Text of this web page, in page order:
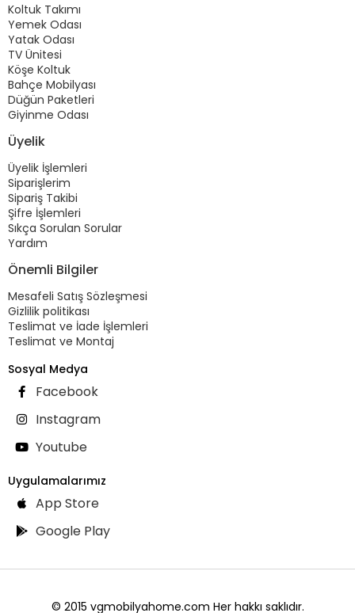
Koltuk Takımı
Yemek Odası
Yatak Odası
TV Ünitesi
Köşe Koltuk
Bahçe Mobilyası
Düğün Paketleri
Giyinme Odası
Üyelik
Üyelik İşlemleri
Siparişlerim
Sipariş Takibi
Şifre İşlemleri
Sıkça Sorulan Sorular
Yardım
Önemli Bilgiler
Mesafeli Satış Sözleşmesi
Gizlilik politikası
Teslimat ve İade İşlemleri
Teslimat ve Montaj
Sosyal Medya
Facebook
Instagram
Youtube
Uygulamalarımız
App Store
Google Play
© 2015 vgmobilyahome.com Her hakkı saklıdır.